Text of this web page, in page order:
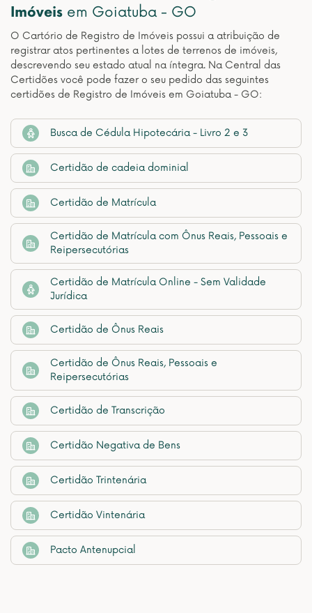
Imóveis em Goiatuba - GO
O Cartório de Registro de Imóveis possui a atribuição de
registrar atos pertinentes a lotes de terrenos de imóveis,
descrevendo seu estado atual na íntegra. Na Central das
Certidões você pode fazer o seu pedido das seguintes
certidões de Registro de Imóveis em Goiatuba - GO:
Busca de Cédula Hipotecária - Livro 2 e 3
Certidão de cadeia dominial
Certidão de Matrícula
Certidão de Matrícula com Ônus Reais, Pessoais e
Reipersecutórias
Certidão de Matrícula Online - Sem Validade
Jurídica
Certidão de Ônus Reais
Certidão de Ônus Reais, Pessoais e
Reipersecutórias
Certidão de Transcrição
Certidão Negativa de Bens
Certidão Trintenária
Certidão Vintenária
Pacto Antenupcial